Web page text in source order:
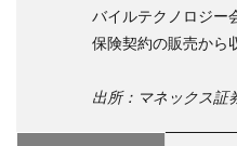
バイルテクノロジー
保険契約の販売から
出所：マネックス証